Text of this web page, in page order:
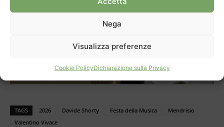
Nega
Visualizza preferenze
Cookie PolicyDichiarazione sulla Privacy
tra generi, linguaggi artistici, immaginari sonori e
festadellamusica.ch – @fdm_mendrisio.
TAGS 2026 Davide Shorty Festa della Musica
Mendrisio
Valentino Vivace